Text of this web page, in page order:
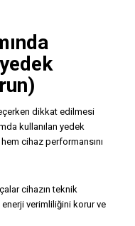
dikkat edilmesi
kullanılan yedek
cihaz performansını
cihazın teknik
verimliliğini korur ve